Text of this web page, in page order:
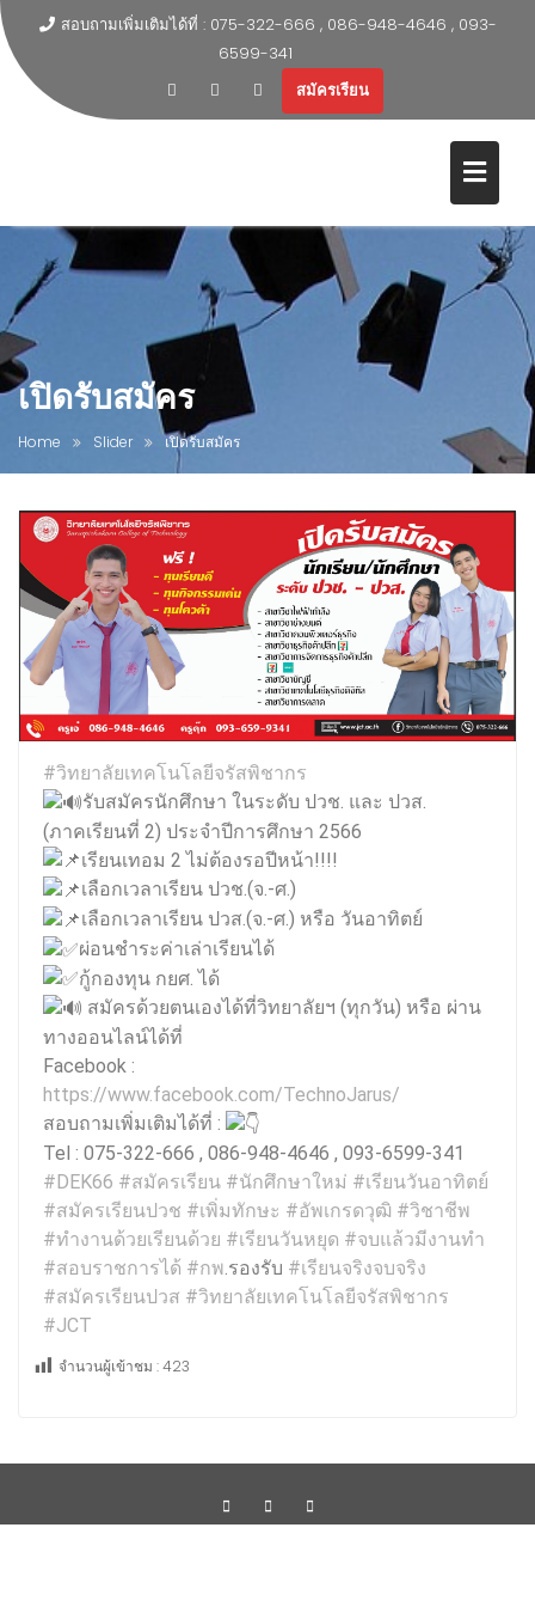
สอบถามเพิ่มเติมได้ที่ : 075-322-666 , 086-948-4646 , 093-
6599-341
สมัครเรียน
เปิดรับสมัคร
Home Slider เปิดรับสมัคร
#วิทยาลัยเทคโนโลยีจรัสพิชากร
รับสมัครนักศึกษา ในระดับ ปวช. และ ปวส.
(ภาคเรียนที่ 2) ประจำปีการศึกษา 2566
เรียนเทอม 2 ไม่ต้องรอปีหน้า!!!!
เลือกเวลาเรียน ปวช.(จ.-ศ.)
เลือกเวลาเรียน ปวส.(จ.-ศ.) หรือ วันอาทิตย์
ผ่อนชำระค่าเล่าเรียนได้
กู้กองทุน กยศ. ได้
สมัครด้วยตนเองได้ที่วิทยาลัยฯ (ทุกวัน) หรือ ผ่าน
ทางออนไลน์ได้ที่
Facebook :
https://www.facebook.com/TechnoJarus/
สอบถามเพิ่มเติมได้ที่ :
Tel : 075-322-666 , 086-948-4646 , 093-6599-341
#DEK66 #สมัครเรียน #นักศึกษาใหม่ #เรียนวันอาทิตย์
#สมัครเรียนปวช #เพิ่มทักษะ #อัพเกรดวุฒิ #วิชาชีพ
#ทำงานด้วยเรียนด้วย #เรียนวันหยุด #จบแล้วมีงานทำ
#สอบราชการได้ #กพ.รองรับ #เรียนจริงจบจริง
#สมัครเรียนปวส #วิทยาลัยเทคโนโลยีจรัสพิชากร
#JCT
จำนวนผู้เข้าชม :423